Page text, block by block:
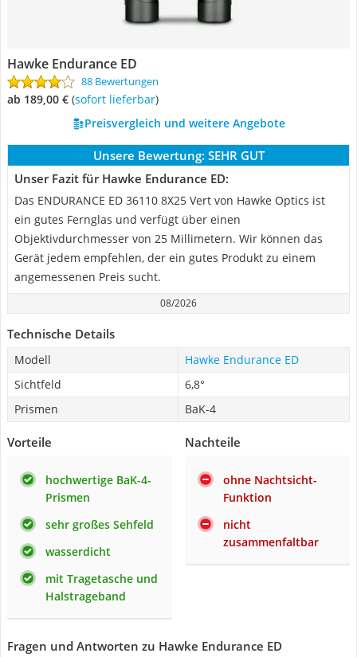
Hawke Endurance ED
88 Bewertungen
ab 189,00 € ( Sofort lieferbar)
Preisvergleich und weitere Angebote
Unsere Bewertung: SEHR GUT
Unser Fazit für Hawke Endurance ED:
Das ENDURANCE ED 36110 8X25 Vert von Hawke Optics ist
ein gutes Fernglas und verfügt über einen
Objektivdurchmesser von 25 Millimetern. Wir können das
Gerät jedem empfehlen, der ein gutes Produkt zu einem
angemessenen Preis sucht.
08/2026
Technische Details
Modell
Hawke Endurance ED
Sichtfeld
6,8°
Prismen
BaK-4
Vorteile
hochwertige BaK-4-
Prismen
sehr großes Sehfeld
wasserdicht
mit Tragetasche und
Halstrageband
Nachteile
ohne Nachtsicht-
Funktion
nicht
zusammenfaltbar
Fragen und Antworten zu Hawke Endurance ED